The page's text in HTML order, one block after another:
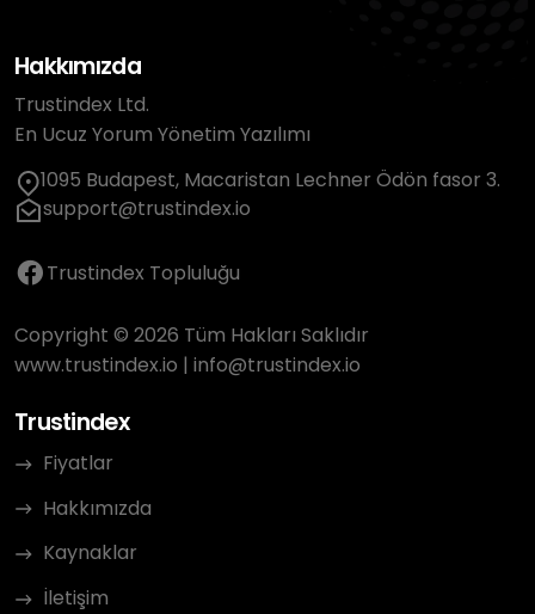
Hakkımızda
Trustindex Ltd.
En Ucuz Yorum Yönetim Yazılımı
1095 Budapest, Macaristan Lechner Ödön fasor 3.
support@trustindex.io
Trustindex Topluluğu
Copyright © 2026 Tüm Hakları Saklıdır
www.trustindex.io | info@trustindex.io
Trustindex
Fiyatlar
Hakkımızda
Kaynaklar
İletişim